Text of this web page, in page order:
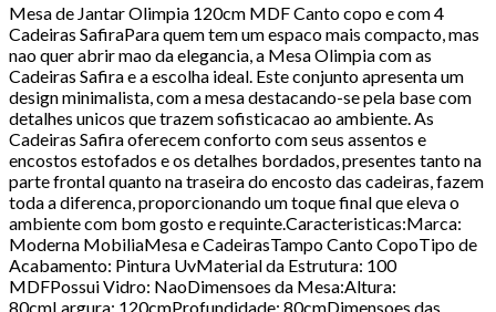
Mesa de Jantar Olimpia 120cm MDF Canto copo e com 4
Cadeiras SafiraPara quem tem um espaco mais compacto, mas
nao quer abrir mao da elegancia, a Mesa Olimpia com as
Cadeiras Safira e a escolha ideal. Este conjunto apresenta um
design minimalista, com a mesa destacando-se pela base com
detalhes unicos que trazem sofisticacao ao ambiente. As
Cadeiras Safira oferecem conforto com seus assentos e
encostos estofados e os detalhes bordados, presentes tanto na
parte frontal quanto na traseira do encosto das cadeiras, fazem
toda a diferenca, proporcionando um toque final que eleva o
ambiente com bom gosto e requinte.Caracteristicas:Marca:
Moderna MobiliaMesa e CadeirasTampo Canto CopoTipo de
Acabamento: Pintura UvMaterial da Estrutura: 100
MDFPossui Vidro: NaoDimensoes da Mesa:Altura:
80cmLargura: 120cmProfundidade: 80cmDimensoes das